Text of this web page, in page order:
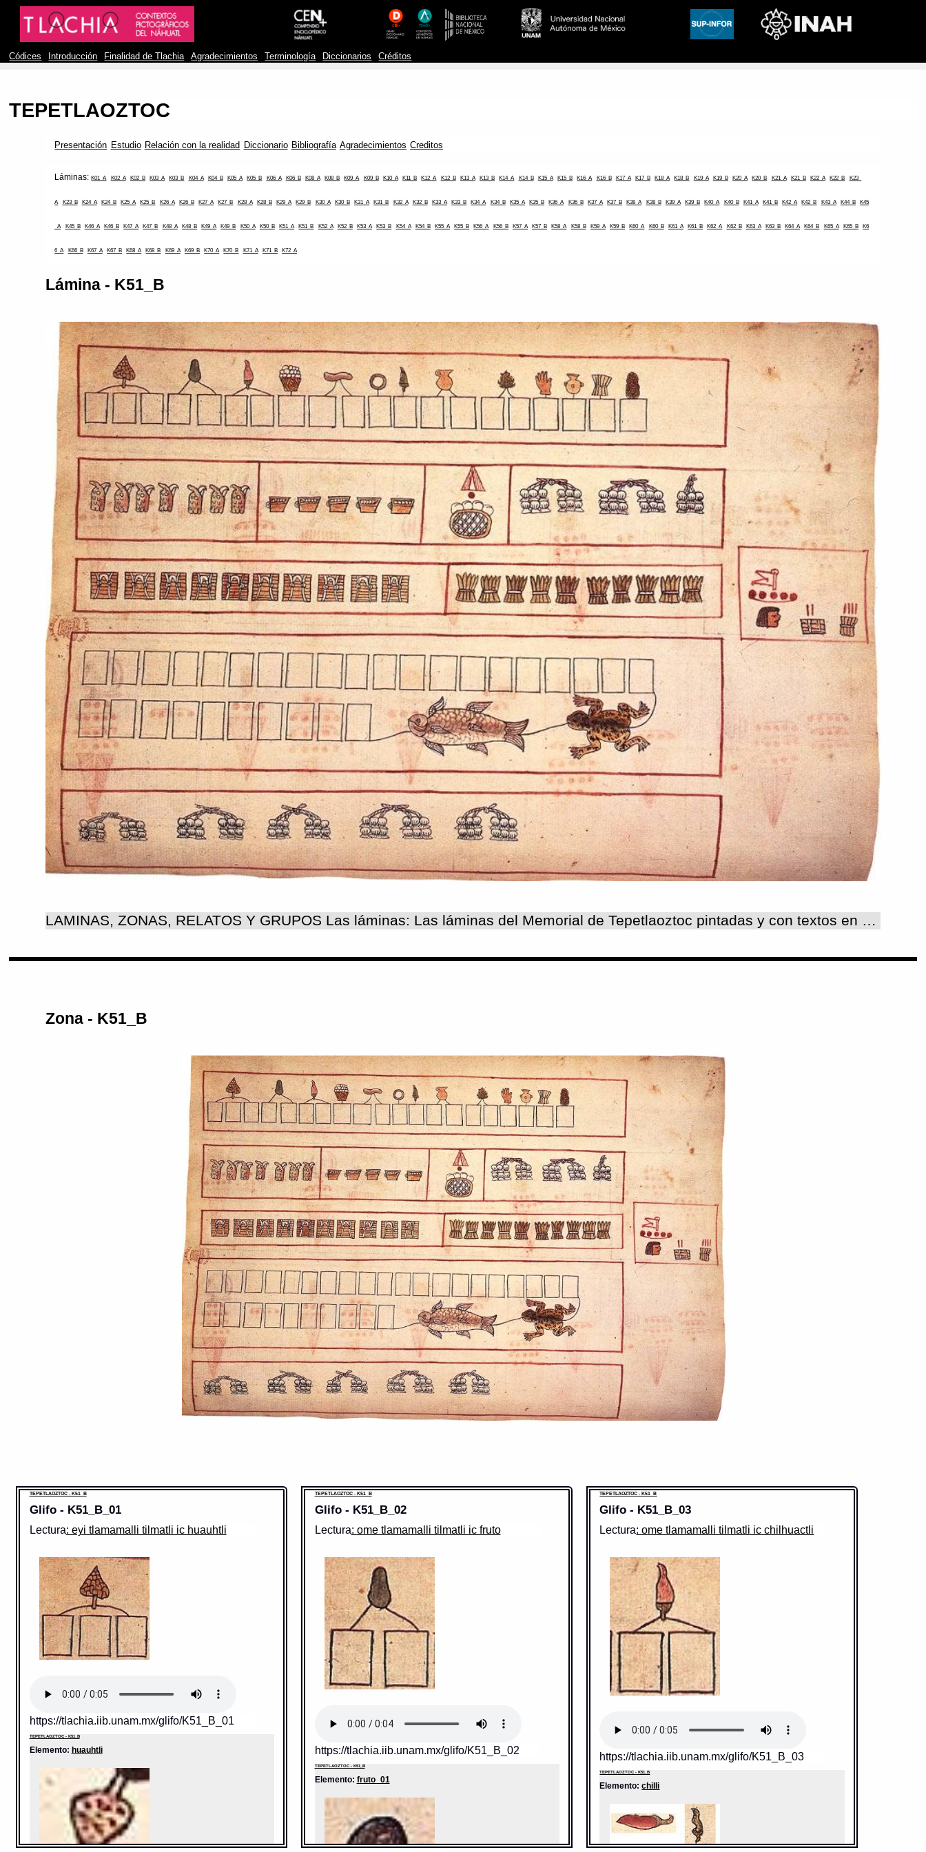
Códices Introducción Finalidad de Tlachia Agradecimientos Terminología Diccionarios Créditos
TEPETLAOZTOC
Presentación Estudio Relación con la realidad Diccionario Bibliografía Agradecimientos Creditos
Láminas:K01_A K02_A K02_B K03_A K03_B K04_A K04_B K05_A K05_B K06_A K06_B K08_A K08_B K09_A K09_B K10_A K11_B K12_A K12_B K13_A K13_B K14_A K14_B K15_A K15_B K16_A K16_B K17_A K17_B K18_A K18_B K19_A K19_B K20_A K20_B K21_A K21_B K22_A K22_B K23_
A K23_B K24_A K24_B K25_A K25_B K26_A K26_B K27_A K27_B K28_A K28_B K29_A K29_B K30_A K30_B K31_A K31_B K32_A K32_B K33_A K33_B K34_A K34_B K35_A K35_B K36_A K36_B K37_A K37_B K38_A K38_B K39_A K39_B K40_A K40_B K41_A K41_B K42_A K42_B K43_A K44_B K45
_A K45_B K46_A K46_B K47_A K47_B K48_A K48_B K49_A K49_B K50_A K50_B K51_A K51_B K52_A K52_B K53_A K53_B K54_A K54_B K55_A K55_B K56_A K56_B K57_A K57_B K58_A K58_B K59_A K59_B K60_A K60_B K61_A K61_B K62_A K62_B K63_A K63_B K64_A K64_B K65_A K65_B K6
6_A K66_B K67_A K67_B K68_A K68_B K69_A K69_B K70_A K70_B K71_A K71_B K72_A
Lámina - K51_B
LAMINAS, ZONAS, RELATOS Y GRUPOS Las láminas: Las láminas del Memorial de Tepetlaoztoc pintadas y con textos en alfabeto latino, son en total 138, ya que no se cuentan las seis que se dejaron en blanco. La disposición general de las láminas es horizontal, pese a la encuadernación actual del códice, en realidad su organización no es en forma de libro, más bien puede considerarse una forma de transición entre la tradicional forma de biombo y la europea de libro. Si bien la disposición del espacio cambia en las diferentes etapas de la narración gráfica y del contenido, siempre será con respecto a los lineamientos fundamentales desde que se diseñó el formato del códice. De esta manera tenemos los Mapas I y II, con la misma orientación y con el espacio dispuesto de manera similar, aún cuando por las características específicas de las cartografías indígenas tienen soluciones específicas.. A partir de la sección siguiente acerca de los antecedentes históricos del señorío de Tepetlaoztoc, se puede considerar la disposición general que va a seguirse en todo el documento, Esta sección comprende de la K02_B a la K07_B, según la denominación adoptada para la codificación en el Proyecto Machíyotl, usando la inicial del apellido de Edward K. Visconde de Kingsborough dado al códice, para evitar confusiones con los títulos de otros documentos del proyecto. Desde luego la disposición de dos en dos láminas destinadas a la misma temática, muy diferente al ordenamiento ortodoxo de láminas recto y vuelta, hasta que el propio contenido de las láminas cambió ese orden en una sección para volver a seguirlo en la última parte del códice. La disposición del espacio en planos horizontales a partir de un plano vertical , donde se iniciaba la lectura en dirección derecha izquierda, además de otras direcciones internas, se registraba a los personajes de importancia y la secuencia de los años del pago de tributos. Este orden se seguía en ambas láminas de cada unidad temática, un ejemplo claro son las dos láminas sobre la genealogía a partir de la fundación de Tepetlaoztoc, K03_B y K04_A, ya que se inicia con los guerreros chichimecas, en la primera, distribuidos en la columna vertical derecha, y continúa con la secuencia de gobernantes sin interrupción hasta el final de la segunda lámina, con la misma disposición del espacio ya indicada. La tercera sección, donde se registra la historia de la encomienda, es la más extensa del códice, si bien cambia el contenido temático, se mantiene la distribución del espacio. En las láminas correspondientes a los primeros encomenderos de la K08_A a la K12_B, se da especial importancia al registro de la población tributaria de Tepetlaoztoc, como argumento importante para el ajuste de las tasaciones; en el resto del espacio de las láminas los claros son mayores y los personajes y los productos son un poco más grandes, debido a que los tributos son poco diversificados, en especial de textiles y oro.A partir de la siguiente etapa de la historia de la encomienda que se refiere a la encomienda de Gonzalo de Salazar, de la lámina K13_A a la K46_A, pueden percibirse algunos cambios como el aumento de los tributos en cantidades y diversificación de productos, que ocasionaron una diferente distribución interna de los planos horizontales, sobre todo porque en los años de 1528 hasta alrededor de 1536 fueron los pagos en tributos más abundantes y cuando se pagaron los tributos suntuarios más cuantiosos. Al disminuir el monto de los pagos también se eliminaron los productos de lujo alrededor de 1545, los registros anuales en el sistema de dos láminas, se redujeron a sólo una lámina , pero sin alterar la relación entre plano vertical y planos horizontales, pero es evidente el aumento de los claros en .las láminas, no obstante la reducción del registro a una sola lámina por año, que se hace mayor a partir de las tasaciones. de 1545 y 1551,. La última parte del códice, de la lámina K46_B a la K72_A, considerada como un registro contable del tributo llamado servicio cotidiano , consistente en alimentos y servicios que se pagaban todos los días para el mantenimiento de la casa del encomendero, lo impuso Gonzalo de Salazar desde 1528. .Se llevó desde entonces un registro riguroso de los pagos diarios y de los totales anuales, señalando los cambios y alteraciones ocurridos desde el inicio hasta 1554. Para llevar a cabo esta contabilidad se ideó un sistema gráfico sencillo, trazando apartados de forma rectangular en los planos horizontales, para registrar las cantidades de cada producto pagadas a diario siempre en el mismo orden, registro que correspondió a la primera lámina; en la segunda, del conjunto de dos láminas, se siguió el mismo sistema resumiendo los totales anuales correspondientes a cada producto, sólo que aquí se trazaron cuadros por separado, ordenados en dos planos horizontales, sistema que se siguió hasta finalizar el códice, con los cambios señalados: la reducción de tributos, de las etapas de pagos y la eliminación de algunos productos y la introducción de otros. La disposición inicial de las láminas de hecho se retoma , después de aparentes alteraciones de fondo, se llega al final del documento con un registro ordenado en planos horizontales que se inicia en las láminas B y termina en las láminas A., que al leerse es probable que las primeras quedaran arriba y las segundas abajo; de esta manera contenido y disposición gráfica , imagen y discurso adquieren sus dimensiones reales. Zona: las zonas consideradas una división artificial de las láminas, necesarias para organizar los materiales gráficos y visualizar su significado y relaciones sin afectar los conjuntos gráficos, coinciden con la división espacial en planos horizontales en función de un plano vertical, aplicada en gran parte del códice. Esta constante establece por lo tanto una zona horizontal donde se agrupan los topónimos de los pueblos tributarios, y las cantidades de productos pagados, incluyendo la mano de obra; se relaciona con la zona vertical, generalmente considerada del lado derecho de la lámina, donde se pintaron la genealogía local, los personajes de diferentes cargos y jerarquías, en posiciones y actitudes diferentes, el registro anual de los periodos de pago, y los castigos por incumplimiento de pagos. De esta manera tenemos las zona H1 con los números sucesivos correspondientes a los diferentes planos horizontales de arriba hacia abajo, que pueden ser de uno hasta siete, a excepción de la lámina K02_B, donde se pintaron dos columnas relacionadas entre si,, la primera integrada por topónimos de los pueblos sujetos al señorío de Tepetlaoztoc, y la segunda por la relación correspondiente del tributo en mano de obra, en el lado izquierdo de la lámina, pero que se integran a los planos horizontales. para seguir la lectura. Y la zona V1, única vertical y con menos divisiones y variantes, en función de la zona horizontal en sus relaciones espaciales. En las láminas donde se eliminaron las zonas verticales, las zonas horizontales abarcan la totalidad de la lámina, con glifos de diferentes tamaños, en algunas de ellas se incluyen glifos de gran formato que con dos o cuatro glifos cubren el espacio horizontal de la lámina ( ). En las láminas del registro diario y anual del servicio cotidiano (láminas de la K46_ B a la K72_A ) se suprimió la zona vertical y la zona horizontal se dividió en líneas de recuadros de diferentes tamaños donde se agruparon los materiales gráficos; en este caso las variantes son de número de divisiones y recuadros, que van reduciéndose progresivamente. Grupos y relatos: la zonificación mencionada es también la base de los grupos y relatos que integran el discurso del códice. Los grupos de glifos de las zonas horizontales al vincularse con los personajes y glifos de las zonas verticales, generalmente integran los relatos substanciales de las diferentes secciones del códice y algunas veces también se agregaron los relatos aledaños. Cuando se suprime el grupo vertical, el relato cambia y se reduce sólo a enumeraciones de cantidades de tributos en diferentes productos, correspondientes a los periodos de pagos anuales o semanales. La distribución de los diferentes grupos en el espacio de cada lámina se reducen a estos dos apartados con un número variable de divisiones internas sobre todo en los grupos horizontales, y sólo en contadas ocasiones en los grupos verticales. Pueden considerarse aparte los dos mapas iniciales del códice por su carácter cartográfico, el entorno de las zonas se definió respecto a un espacio interior y un espacio exterior; En el Mapa I la distribución de los grupos corresponde a los puntos cardinales de los linderos del territorio perteneciente al señorío de Tepetlaoztoc y de los espacios fronterizos. Número de laminas:138 Número de zonas:137
Zona - K51_B
TEPETLAOZTOC - K51_B
Glifo - K51_B_01
Lectura: eyi tlamamalli tilmatli ic huauhtli
https://tlachia.iib.unam.mx/glifo/K51_B_01
TEPETLAOZTOC - K51_B
Elemento: huauhtli
TEPETLAOZTOC - K51_B
Glifo - K51_B_02
Lectura: ome tlamamalli tilmatli ic fruto
https://tlachia.iib.unam.mx/glifo/K51_B_02
TEPETLAOZTOC - K51_B
Elemento: fruto_01
TEPETLAOZTOC - K51_B
Glifo - K51_B_03
Lectura: ome tlamamalli tilmatli ic chilhuactli
https://tlachia.iib.unam.mx/glifo/K51_B_03
TEPETLAOZTOC - K51_B
Elemento:chilli